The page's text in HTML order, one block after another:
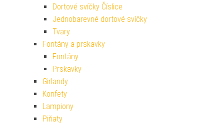
Dortové svíčky Číslice
Jednobarevné dortové svíčky
Tvary
Fontány a prskavky
Fontány
Prskavky
Girlandy
Konfety
Lampiony
Piňaty